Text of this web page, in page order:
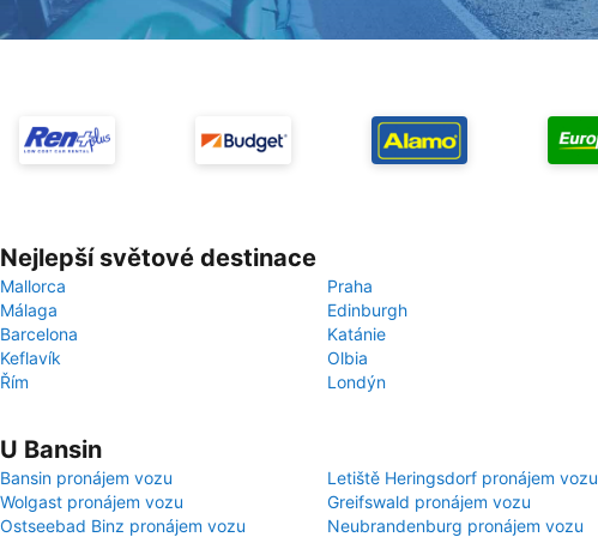
Nejlepší světové destinace
Mallorca
Praha
Málaga
Edinburgh
Barcelona
Katánie
Keflavík
Olbia
Řím
Londýn
U Bansin
Bansin pronájem vozu
Letiště Heringsdorf pronájem vozu
Wolgast pronájem vozu
Greifswald pronájem vozu
Ostseebad Binz pronájem vozu
Neubrandenburg pronájem vozu